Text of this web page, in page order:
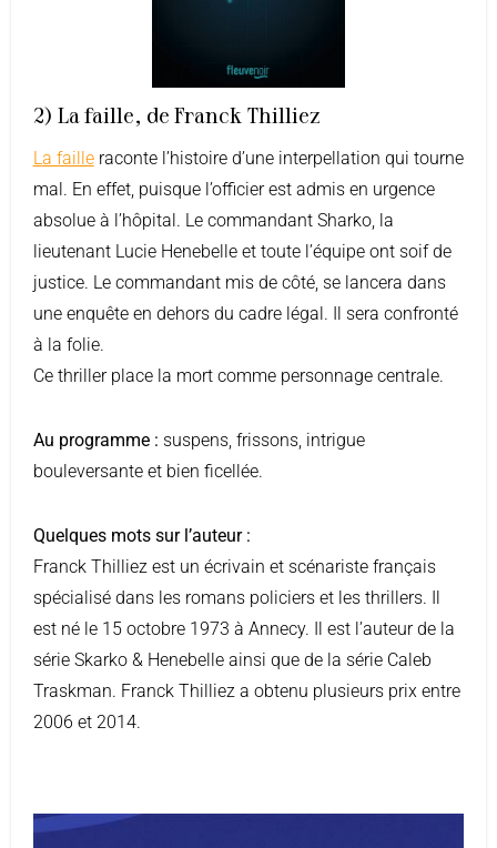
2) La faille, de Franck Thilliez
La failleraconte l’histoire d’une interpellation qui tourne
mal. En effet, puisque l’officier est admis en urgence
absolue à l’hôpital. Le commandant Sharko, la
lieutenant Lucie Henebelle et toute l’équipe ont soif de
justice. Le commandant mis de côté, se lancera dans
une enquête en dehors du cadre légal. Il sera confronté
à la folie.
Ce thriller place la mort comme personnage centrale.
Au programme : suspens, frissons, intrigue
bouleversante et bien ficellée.
Quelques mots sur l’auteur :
Franck Thilliez est un écrivain et scénariste français
spécialisé dans les romans policiers et les thrillers. Il
est né le 15 octobre 1973 à Annecy. Il est l’auteur de la
série Skarko & Henebelle ainsi que de la série Caleb
Traskman. Franck Thilliez a obtenu plusieurs prix entre
2006 et 2014.